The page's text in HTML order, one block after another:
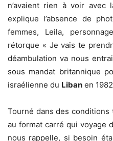
n’avaient rien à voir
explique l’absence de
femmes, Leila,
rétorque « Je vais te
déambulation va nous
sous mandat britannique
israélienne du Liban en
Tourné dans des
au format carré qui voyage
nous rappelle, si besoin